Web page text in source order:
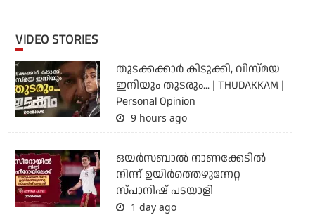
VIDEO STORIES
തുടക്കക്കാര്‍ കിടുക്കി, വിസ്മയ
ഇനിയും തുടരും... | THUDAKKAM |
Personal Opinion
9 hours ago
ഒയര്‍സബാൽ നാണക്കേടിൽ
നിന്ന് ഉയിർത്തെഴുന്നേറ്റ
സ്പാനിഷ് പടയാളി
1 day ago